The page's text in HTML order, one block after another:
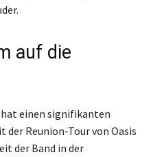
auf die
einen signifikanten
der Reunion-Tour von Oasis
der Band in der